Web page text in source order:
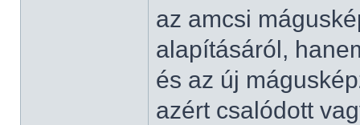
az amcsi
alapításáról,
és az új
azért csalódott